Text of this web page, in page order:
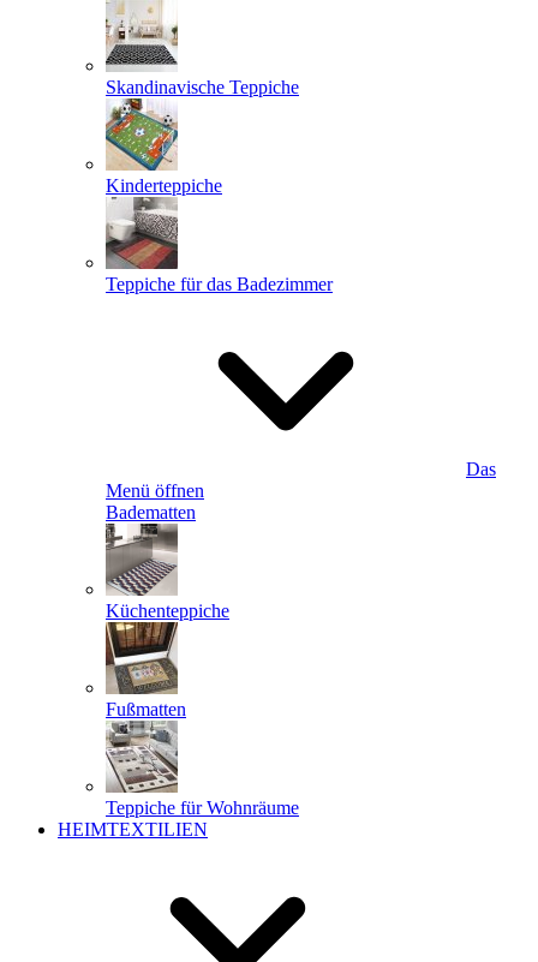
Skandinavische Teppiche
Kinderteppiche
Teppiche für das Badezimmer
Das
Menü öffnen
Badematten
Küchenteppiche
Fußmatten
Teppiche für Wohnräume
HEIMTEXTILIEN